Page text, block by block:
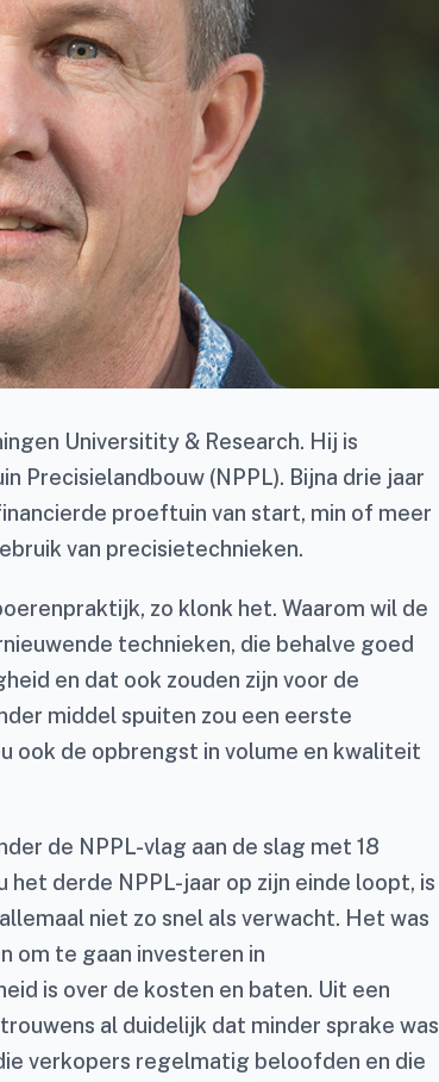
Universitity & Research. Hij is
Precisielandbouw (NPPL). Bijna drie jaar
proeftuin van start, min of meer
van precisietechnieken.
zo klonk het. Waarom wil de
technieken, die behalve goed
en dat ook zouden zijn voor de
middel spuiten zou een eerste
ook de opbrengst in volume en kwaliteit
de NPPL-vlag aan de slag met 18
derde NPPL-jaar op zijn einde loopt, is
niet zo snel als verwacht. Het was
om te gaan investeren in
is over de kosten en baten. Uit een
al duidelijk dat minder sprake was
verkopers regelmatig beloofden en die